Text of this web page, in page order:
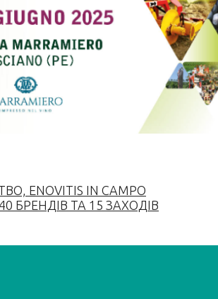
ENOVITIS IN CAMPO
БРЕНДІВ ТА 15 ЗАХОДІВ